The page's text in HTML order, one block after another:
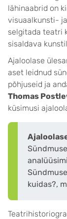
lähinaabrid on
visuaalkunsti-
selgitada teatri
sisaldava
Ajaloolase
aset leidnud
põhjuseid ja
Thomas
küsimusi
kuidas?,